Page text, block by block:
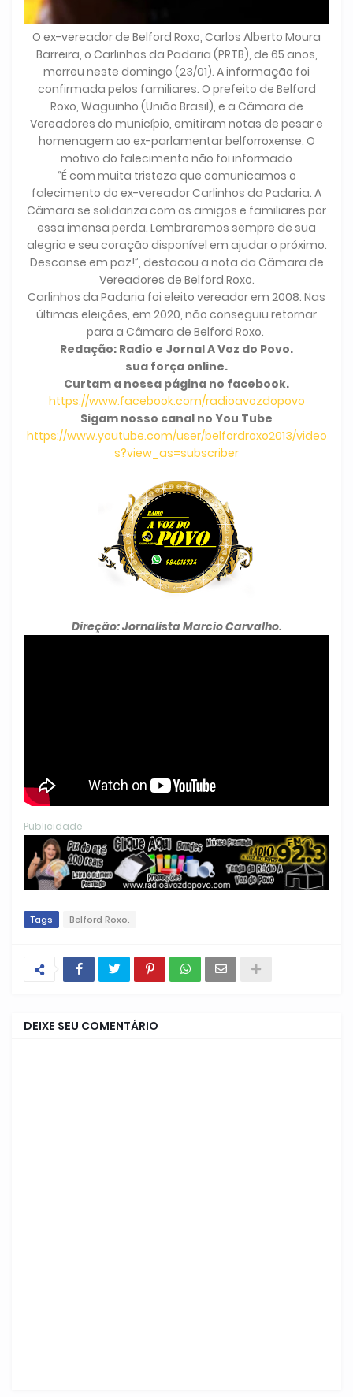
O ex-vereador de Belford Roxo, Carlos Alberto Moura
Barreira, o Carlinhos da Padaria (PRTB), de 65 anos,
morreu neste domingo (23/01). A informação foi
confirmada pelos familiares. O prefeito de Belford
Roxo, Waguinho (União Brasil), e a Câmara de
Vereadores do município, emitiram notas de pesar e
homenagem ao ex-parlamentar belforroxense. O
motivo do falecimento não foi informado
“É com muita tristeza que comunicamos o
falecimento do ex-vereador Carlinhos da Padaria. A
Câmara se solidariza com os amigos e familiares por
essa imensa perda. Lembraremos sempre de sua
alegria e seu coração disponível em ajudar o próximo.
Descanse em paz!”, destacou a nota da Câmara de
Vereadores de Belford Roxo.
Carlinhos da Padaria foi eleito vereador em 2008. Nas
últimas eleições, em 2020, não conseguiu retornar
para a Câmara de Belford Roxo.
Redação: Radio e Jornal A Voz do Povo.
sua força online.
Curtam a nossa página no facebook.
https://www.facebook.com/radioavozdopovo
Sigam nosso canal no You Tube
https://www.youtube.com/user/belfordroxo2013/video
s?view_as=subscriber
Direção: Jornalista Marcio Carvalho.
Publicidade
Tags Belford Roxo.
DEIXE SEU COMENTÁRIO